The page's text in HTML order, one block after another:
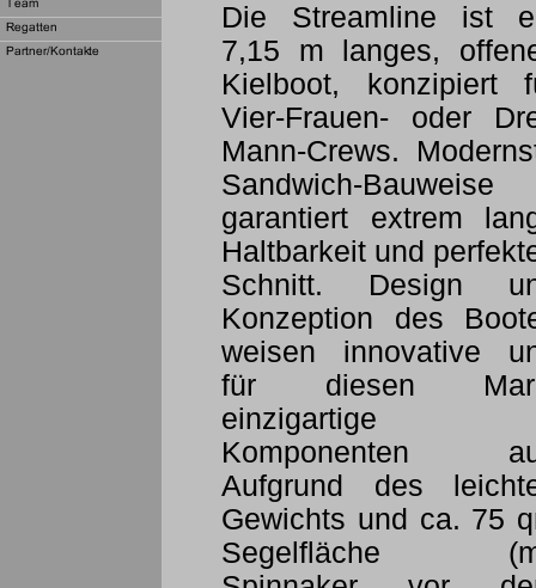
Die Streamline ist
7,15 m langes,
Kielboot, konzipiert
Vier-Frauen- oder
Mann-Crews.
Sandwich-Bauweise
garantiert extrem
Haltbarkeit und
Schnitt. Design
Konzeption des
weisen innovative
für diesen
einzigartige
Komponenten
Aufgrund des
Gewichts und ca. 75
Segelfläche